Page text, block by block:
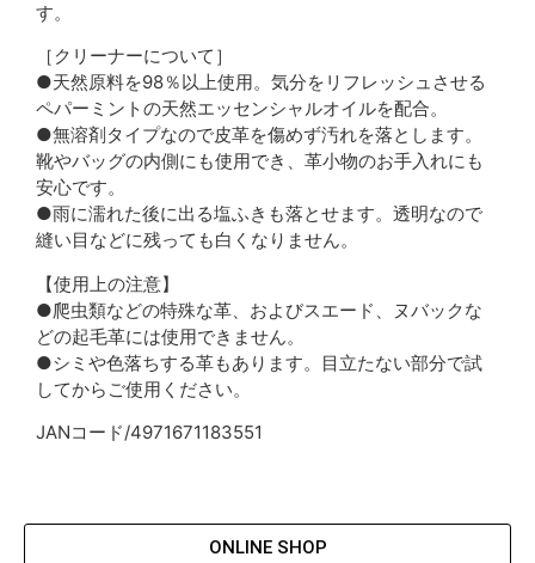
す。
［クリーナーについて］
●天然原料を98％以上使用。気分をリフレッシュさせる
ペパーミントの天然エッセンシャルオイルを配合。
●無溶剤タイプなので皮革を傷めず汚れを落とします。
靴やバッグの内側にも使用でき、革小物のお手入れにも
安心です。
●雨に濡れた後に出る塩ふきも落とせます。透明なので
縫い目などに残っても白くなりません。
【使用上の注意】
●爬虫類などの特殊な革、およびスエード、ヌバックな
どの起毛革には使用できません。
●シミや色落ちする革もあります。目立たない部分で試
してからご使用ください。
JANコード/4971671183551
ONLINE SHOP